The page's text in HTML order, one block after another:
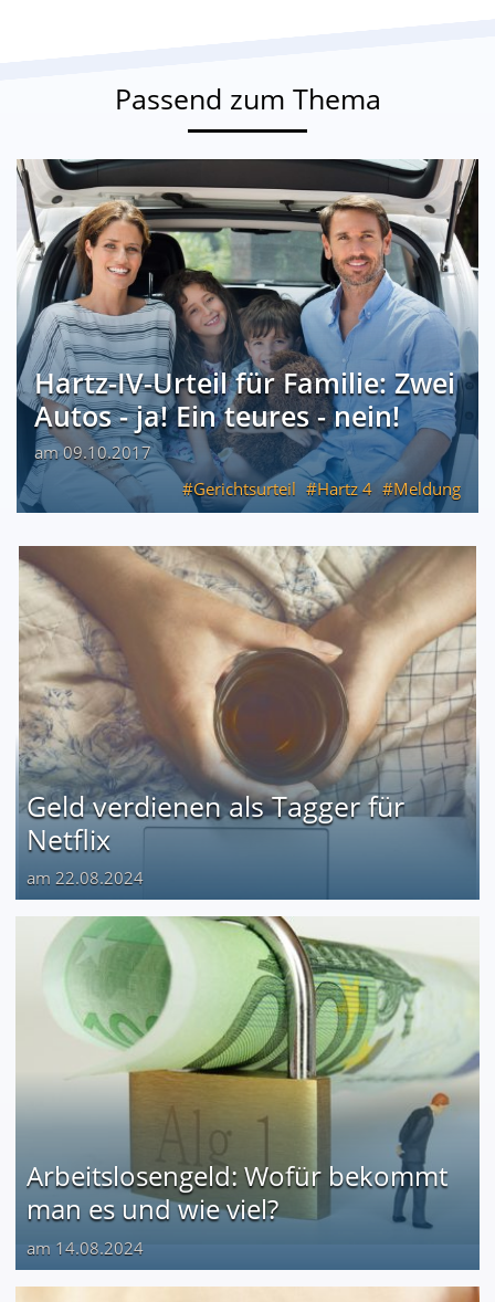
Passend zum Thema
Hartz-IV-Urteil für Familie: Zwei
Autos - ja! Ein teures - nein!
am 09.10.2017
Gerichtsurteil
Hartz 4 Meldung
Geld verdienen als Tagger für
Netflix
am 22.08.2024
Arbeitslosengeld: Wofür bekommt
man es und wie viel?
am 14.08.2024